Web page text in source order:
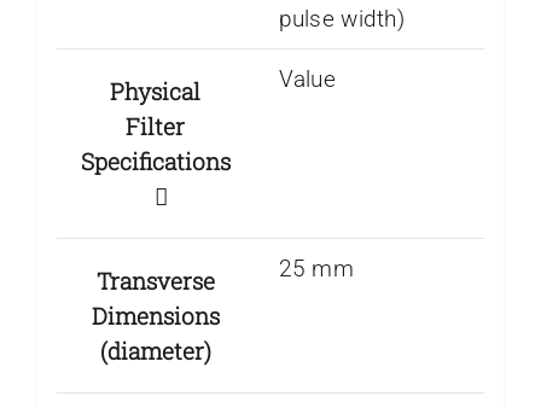
pulse width)
Physical
Filter
Specifications
Value
Transverse
Dimensions
(diameter)
25 mm